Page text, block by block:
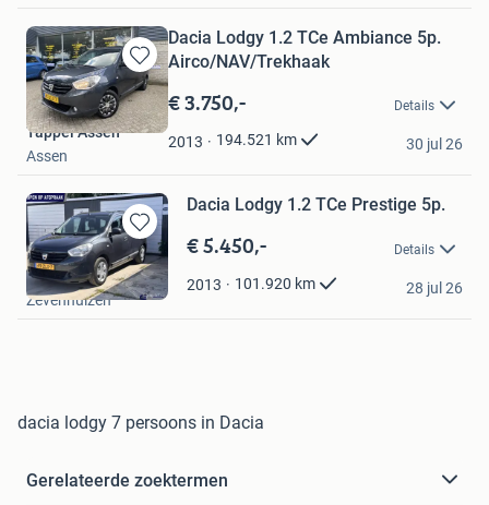
Bewaren
in
Mijn
Favorieten
Dacia Lodgy 1.2 TCe Ambiance 5p.
Airco/NAV/Trekhaak
€ 3.750,- Details
2013 194.521 km
Tappel Assen
Assen
30 jul 26
Bewaren
in
Mijn
Favorieten
Dacia Lodgy 1.2 TCe Prestige 5p.
€ 5.450,- Details
2013 101.920 km
Glanz Occasions
Zevenhuizen
28 jul 26
dacia lodgy 7 persoons in Dacia
Gerelateerde zoektermen